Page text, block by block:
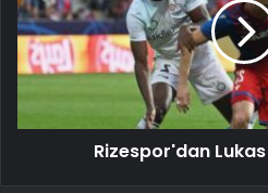
Rizespor'dan